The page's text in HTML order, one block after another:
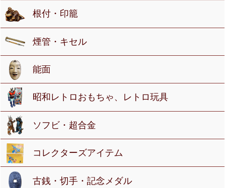
根付・印籠
煙管・キセル
能面
昭和レトロおもちゃ、レトロ玩具
ソフビ・超合金
コレクターズアイテム
古銭・切手・記念メダル